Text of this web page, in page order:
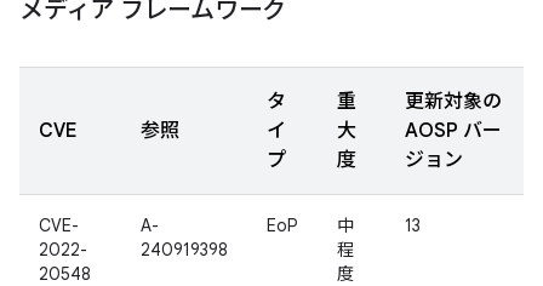
メディア フレームワーク
CVE 参照
タ
イ
プ
重
大
度
更新対象の
AOSP バー
ジョン
CVE-
2022-
20548
A-
240919398
EoP
中
程
度
13